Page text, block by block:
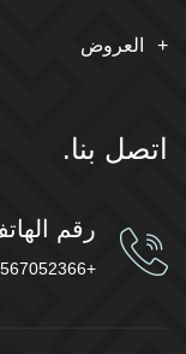
العروض
اتصل بنا.
رقم
+971567052366